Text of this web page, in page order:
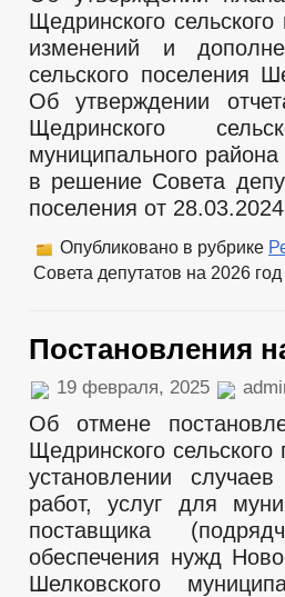
Щедринского
изменений и
сельского поселения
Об утверждении
Щедринского
муниципального
в решение Совета
поселения от
Опубликовано в рубрике
Совета депутатов на 2026 год
Постановления
19 февраля, 2025
Об отмене
Щедринского
установлении
работ, услуг для
поставщика
обеспечения нужд
Шелковского